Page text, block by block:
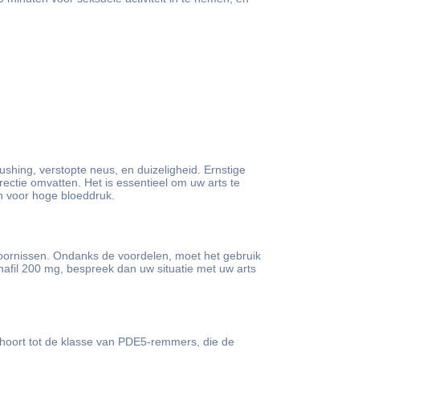
verstopte neus, en duizeligheid. Ernstige
omvatten. Het is essentieel om uw arts te
voor hoge bloeddruk.
Ondanks de voordelen, moet het gebruik
200 mg​, bespreek dan uw situatie met uw arts
tot de klasse van PDE5-remmers, die de